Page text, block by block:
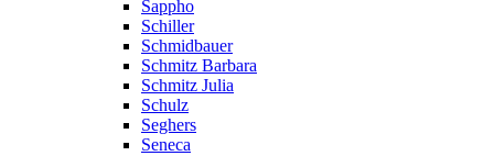
Sappho
Schiller
Schmidbauer
Schmitz Barbara
Schmitz Julia
Schulz
Seghers
Seneca